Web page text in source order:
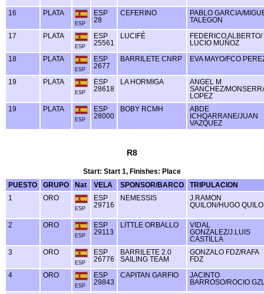
16 PLATA
ESP
ESP
28
CEFERINO
PABLO GARCIA/
TALEGON
17 PLATA
ESP
ESP
25561
LUCIFÉ
FEDERICO ALBERTO/
LUCIO MUÑOZ
18 PLATA
ESP
ESP
2677
BARRILETE CNRP EVA MAYO/FCO
19 PLATA
ESP
ESP
28618
LA HORMIGA
ANGEL M
SANCHEZ/
LOPEZ
19
PLATA
ESP
ESP
28000
BOBY RCMH
ABDE
ICHQARRANE/JUAN
VAZQUEZ
R8
Start: Start 1, Finishes: Place
PUESTO
GRUPO Nat VELA SPONSOR/BARCO
TRIPULACION
1
ORO
ESP
ESP
29716
NEMESSIS
J.RAMON
QUILON/HUGO
2 ORO
ESP
ESP
29113
LITTLE ORBALLO
VIDAL
GONZALEZ/J.LUIS
CASTILLA
3
ORO
ESP
ESP
26776
BARRILETE 2.0
SAILING TEAM
GONZALO FDZ/RAFA
FDZ
4 ORO
ESP
ESP
29843
CAPITAN GARFIO
JACINTO
BARROSO/ROCIO